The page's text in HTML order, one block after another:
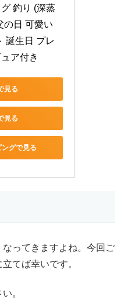
釣り (深蒸
の日 可愛い
誕生日 プレ
ア付き
見る
見る
グで見る
ってきますよね。今回ご
てば幸いです。
。